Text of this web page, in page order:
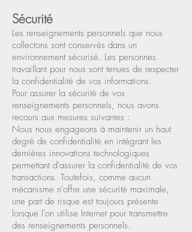
Sécurité
Les renseignements personnels que nous
collectons sont conservés dans un
environnement sécurisé. Les personnes
travaillant pour nous sont tenues de respecter
la confidentialité de vos informations.
Pour assurer la sécurité de vos
renseignements personnels, nous avons
recours aux mesures suivantes :
Nous nous engageons à maintenir un haut
degré de confidentialité en intégrant les
dernières innovations technologiques
permettant d'assurer la confidentialité de vos
transactions. Toutefois, comme aucun
mécanisme n'offre une sécurité maximale,
une part de risque est toujours présente
lorsque l'on utilise Internet pour transmettre
des renseignements personnels.